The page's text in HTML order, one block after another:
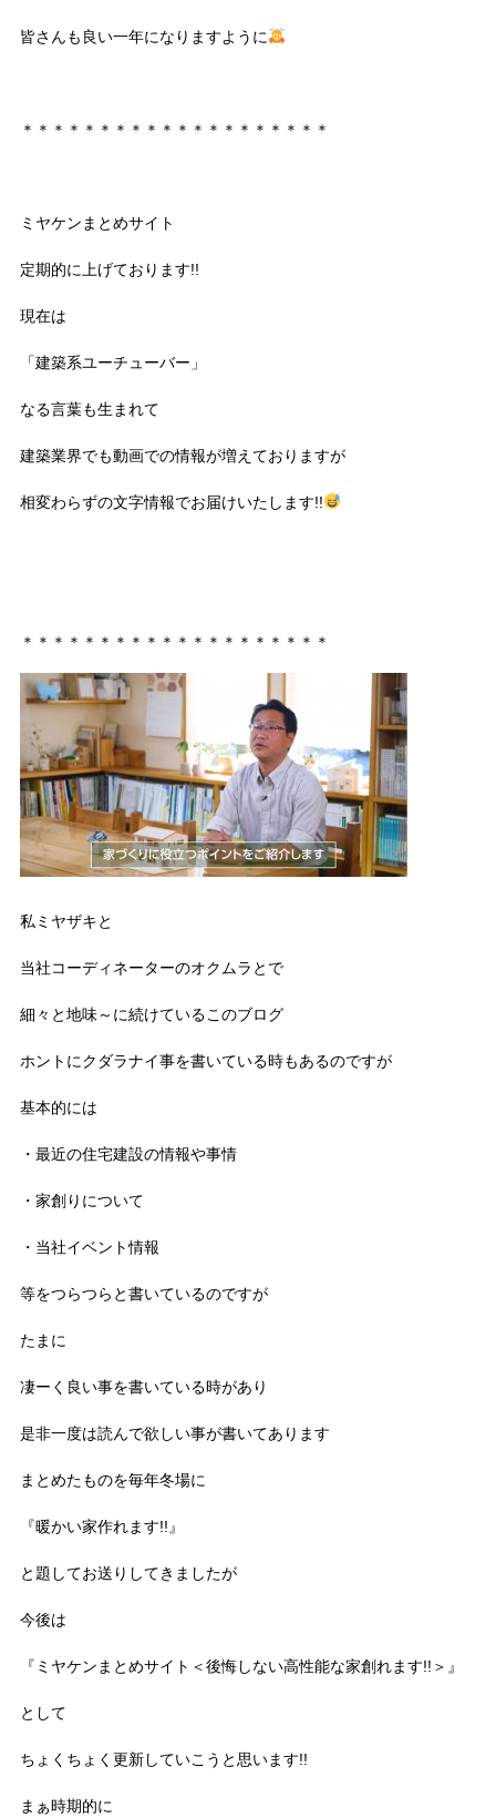
皆さんも良い一年になりますように
＊＊＊＊＊＊＊＊＊＊＊＊＊＊＊＊＊＊＊＊
ミヤケンまとめサイト
定期的に上げております!!
現在は
「建築系ユーチューバー」
なる言葉も生まれて
建築業界でも動画での情報が増えておりますが
相変わらずの文字情報でお届けいたします!!
＊＊＊＊＊＊＊＊＊＊＊＊＊＊＊＊＊＊＊＊
私ミヤザキと
当社コーディネーターのオクムラとで
細々と地味～に続けているこのブログ
ホントにクダラナイ事を書いている時もあるのですが
基本的には
・最近の住宅建設の情報や事情
・家創りについて
・当社イベント情報
等をつらつらと書いているのですが
たまに
凄ーく良い事を書いている時があり
是非一度は読んで欲しい事が書いてあります
まとめたものを毎年冬場に
『暖かい家作れます!!』
と題してお送りしてきましたが
今後は
『ミヤケンまとめサイト＜後悔しない高性能な家創れます!!＞』
として
ちょくちょく更新していこうと思います!!
まぁ時期的に